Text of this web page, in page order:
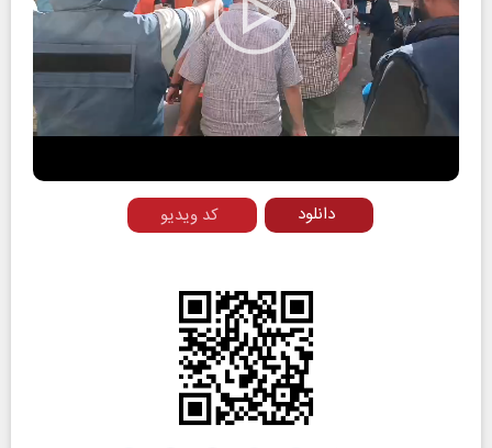
Play
Video
کد ویدیو دانلود